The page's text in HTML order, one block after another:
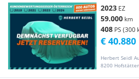
2023 EZ
59.000 km
408 PS (300
Herbert Seidl
8200
€ 40.880